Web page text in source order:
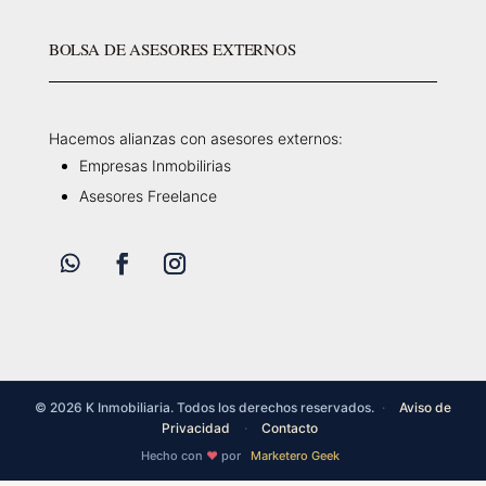
BOLSA DE ASESORES EXTERNOS
Hacemos alianzas con asesores externos:
Empresas Inmobilirias
Asesores Freelance
© 2026 K Inmobiliaria. Todos los derechos reservados. ·
Aviso de
Privacidad
· Contacto
Hecho con ❤por Marketero Geek